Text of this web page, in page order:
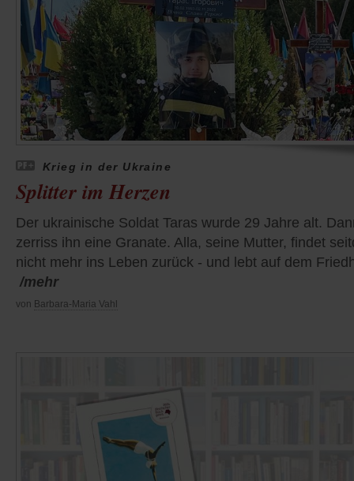
Krieg in der Ukraine
Splitter im Herzen
Der ukrainische Soldat Taras wurde 29 Jahre alt.
zerriss ihn eine Granate. Alla, seine Mutter, findet
nicht mehr ins Leben zurück - und lebt auf dem
/mehr
von Barbara-Maria Vahl